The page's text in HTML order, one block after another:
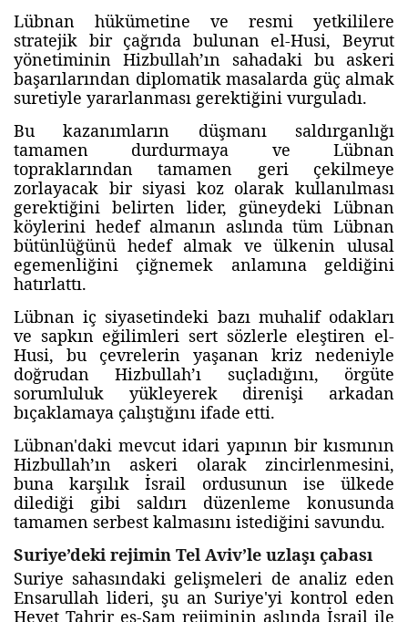
Lübnan hükümetine ve resmi yetkililere
stratejik bir çağrıda bulunan el-Husi, Beyrut
yönetiminin Hizbullah’ın sahadaki bu askeri
başarılarından diplomatik masalarda güç almak
suretiyle yararlanması gerektiğini vurguladı.
Bu kazanımların düşmanı saldırganlığı
tamamen durdurmaya ve Lübnan
topraklarından tamamen geri çekilmeye
zorlayacak bir siyasi koz olarak kullanılması
gerektiğini belirten lider, güneydeki Lübnan
köylerini hedef almanın aslında tüm Lübnan
bütünlüğünü hedef almak ve ülkenin ulusal
egemenliğini çiğnemek anlamına geldiğini
hatırlattı.
Lübnan iç siyasetindeki bazı muhalif odakları
ve sapkın eğilimleri sert sözlerle eleştiren el-
Husi, bu çevrelerin yaşanan kriz nedeniyle
doğrudan Hizbullah’ı suçladığını, örgüte
sorumluluk yükleyerek direnişi arkadan
bıçaklamaya çalıştığını ifade etti.
Lübnan'daki mevcut idari yapının bir kısmının
Hizbullah’ın askeri olarak zincirlenmesini,
buna karşılık İsrail ordusunun ise ülkede
dilediği gibi saldırı düzenleme konusunda
tamamen serbest kalmasını istediğini savundu.
Suriye’deki rejimin Tel Aviv’le uzlaşı çabası
Suriye sahasındaki gelişmeleri de analiz eden
Ensarullah lideri, şu an Suriye'yi kontrol eden
Heyet Tahrir eş-Şam rejiminin aslında İsrail ile